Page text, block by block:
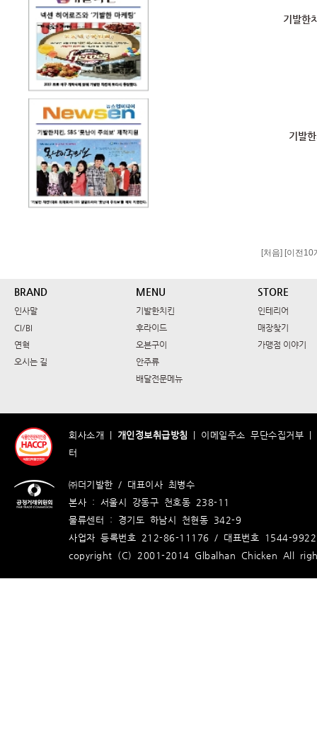
기발한
기발
[처음] [이전10
BRAND
인사말
CI/BI
연혁
오시는 길
MENU
기발한치킨
후라이드
오븐구이
안주류
배달전문메뉴
STORE
인테리어
매장찾기
가맹점 이야기
회사소개 개인정보취급방침 이메일주소 무단수집거부
터
㈜더기발한 / 대표이사 최병수
본사 : 서울시 강동구 천호동 238-11
물류센터 : 경기도 하남시 천현동 342-9
사업자 등록번호 212-86-11176 / 대표번호 1544-9922
copyright (C) 2001-2014 Glbalhan Chicken All